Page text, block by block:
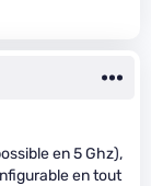
en 5 Ghz),
en tout